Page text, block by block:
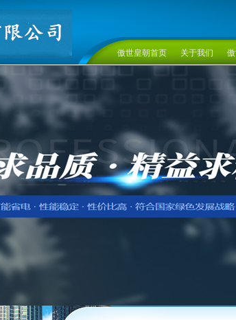
傲世皇朝首页 关于我们